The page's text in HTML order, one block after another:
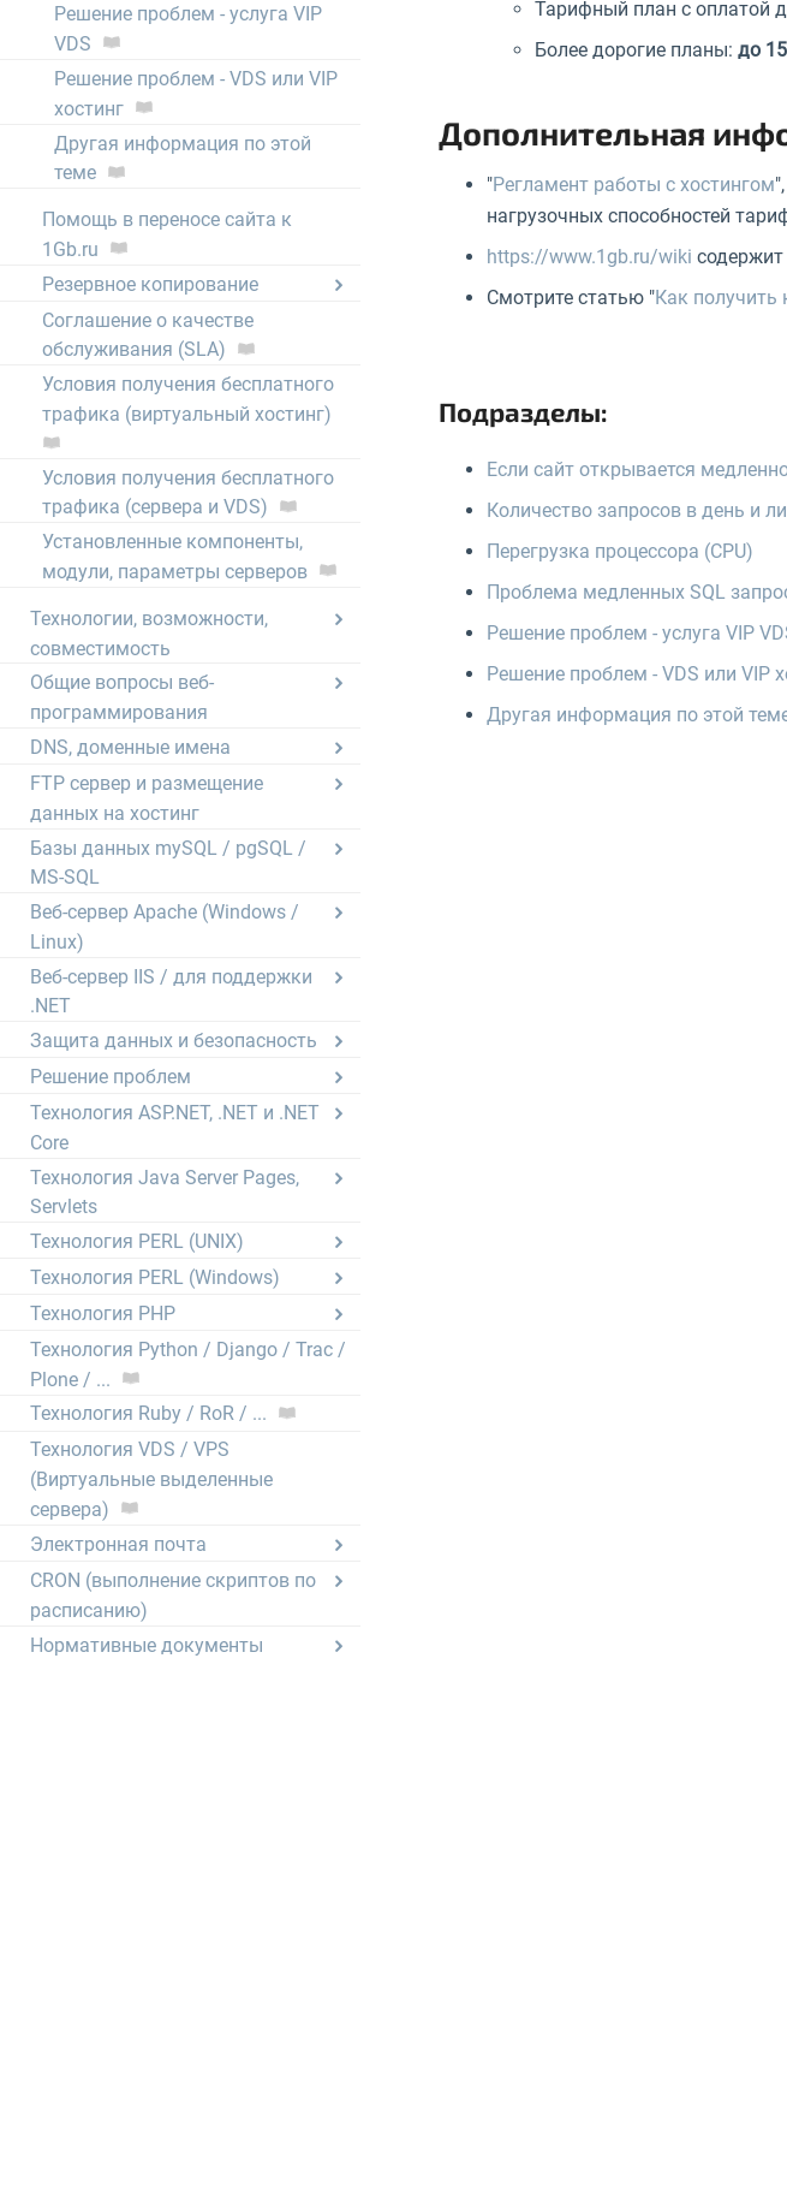
Решение проблем - услуга VIP
VDS
Решение проблем - VDS или VIP
хостинг
Другая информация по этой
теме
Помощь в переносе сайта к
1Gb.ru
Резервное копирование
Соглашение о качестве
обслуживания (SLA)
Условия получения бесплатного
трафика (виртуальный хостинг)
Условия получения бесплатного
трафика (сервера и VDS)
Установленные компоненты,
модули, параметры серверов
Технологии, возможности,
совместимость
Общие вопросы веб-
программирования
DNS, доменные имена
FTP сервер и размещение
данных на хостинг
Базы данных mySQL / pgSQL /
MS-SQL
Веб-сервер Apache (Windows /
Linux)
Веб-сервер IIS / для поддержки
.NET
Защита данных и безопасность
Решение проблем
Технология ASP.NET, .NET и .NET
Core
Технология Java Server Pages,
Servlets
Технология PERL (UNIX)
Технология PERL (Windows)
Технология PHP
Технология Python / Django / Trac /
Plone / ...
Технология Ruby / RoR / ...
Технология VDS / VPS
(Виртуальные выделенные
сервера)
Электронная почта
CRON (выполнение скриптов по
расписанию)
Нормативные документы
Тарифный план с оплатой
Более дорогие планы: до
Дополнительная
"Регламент работы с хостингом
нагрузочных способностей
https://www.1gb.ru/wiki
Смотрите статью "Как получить
Подразделы:
Если сайт открывается
Количество запросов в день и
Перегрузка процессора (CPU)
Проблема медленных SQL
Решение проблем - услуга VIP
Решение проблем - VDS или VIP
Другая информация по этой